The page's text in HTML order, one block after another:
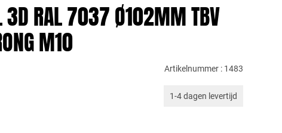
3D RAL 7037 Ø102MM TBV
M10
Artikelnummer : 1483
1-4 dagen levertijd